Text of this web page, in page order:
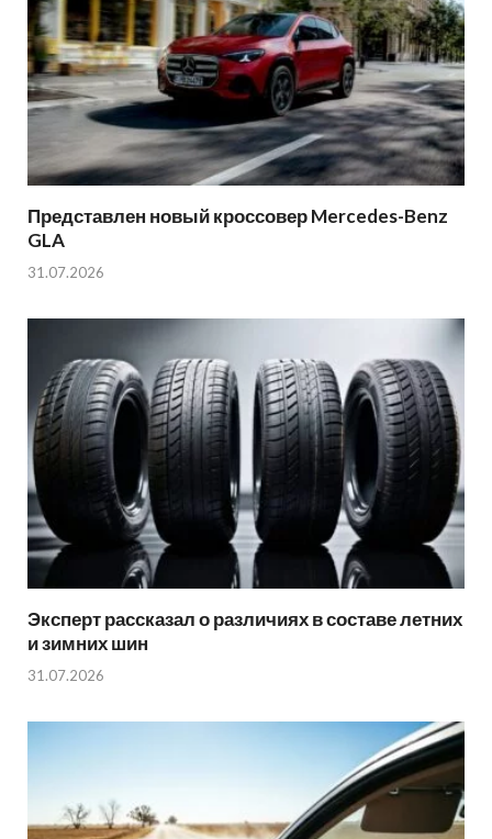
Представлен новый кроссовер Mercedes-Benz
GLA
31.07.2026
Эксперт рассказал о различиях в составе летних
и зимних шин
31.07.2026